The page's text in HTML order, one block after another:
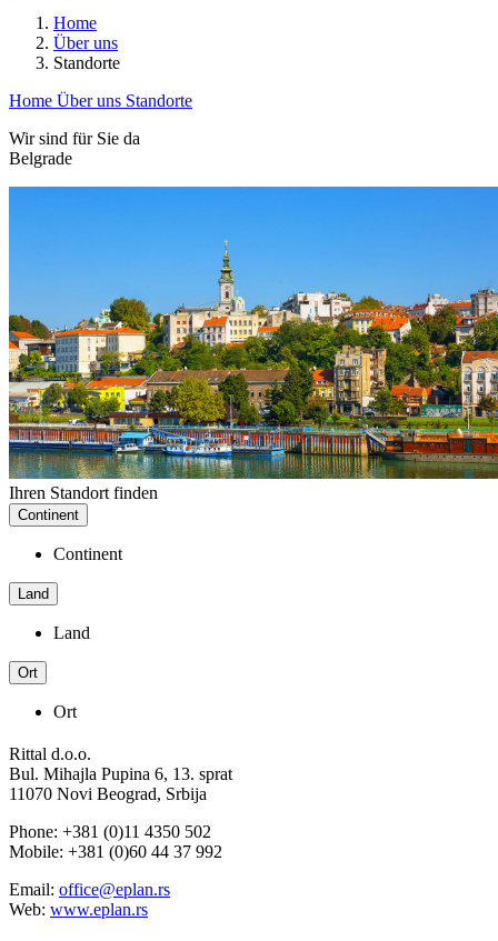
Home
Über uns
Standorte
Home Über uns Standorte
Wir sind für Sie da
Belgrade
Ihren Standort finden
Continent
Continent
Land
Land
Ort
Ort
Rittal d.o.o.
Bul. Mihajla Pupina 6, 13. sprat
11070 Novi Beograd, Srbija
Phone: +381 (0)11 4350 502
Mobile: +381 (0)60 44 37 992
Email: office@eplan.rs
Web: www.eplan.rs